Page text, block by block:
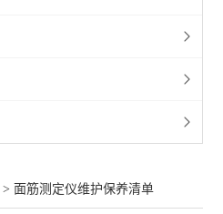
> 面筋测定仪维护保养清单